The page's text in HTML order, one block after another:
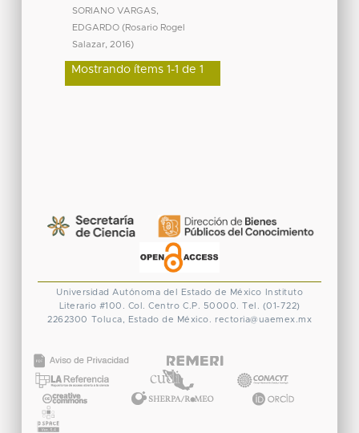
SORIANO VARGAS,
EDGARDO (Rosario Rogel
Salazar, 2016)
Mostrando ítems 1-1 de 1
Universidad Autónoma del Estado de México
Instituto
Literario #100. Col. Centro C.P. 50000. Tel. (01-722)
2262300 Toluca, Estado de México. rectoria@uaemex.mx